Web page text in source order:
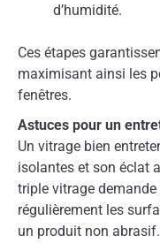
d’humidité.
Ces étapes
maximisant ainsi les
fenêtres.
Astuces pour un
Un vitrage bien
isolantes et son éclat
triple vitrage demande
régulièrement les
un produit non